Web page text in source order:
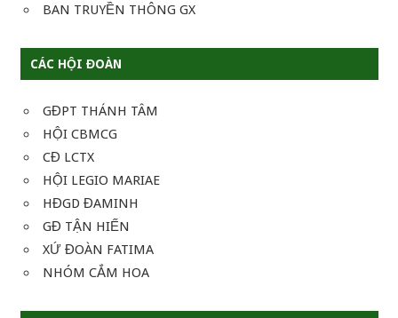
BAN TRUYỀN THÔNG GX
CÁC HỘI ĐOÀN
GĐPT THÁNH TÂM
HỘI CBMCG
CĐ LCTX
HỘI LEGIO MARIAE
HĐGD ĐAMINH
GĐ TẬN HIẾN
XỨ ĐOÀN FATIMA
NHÓM CẮM HOA